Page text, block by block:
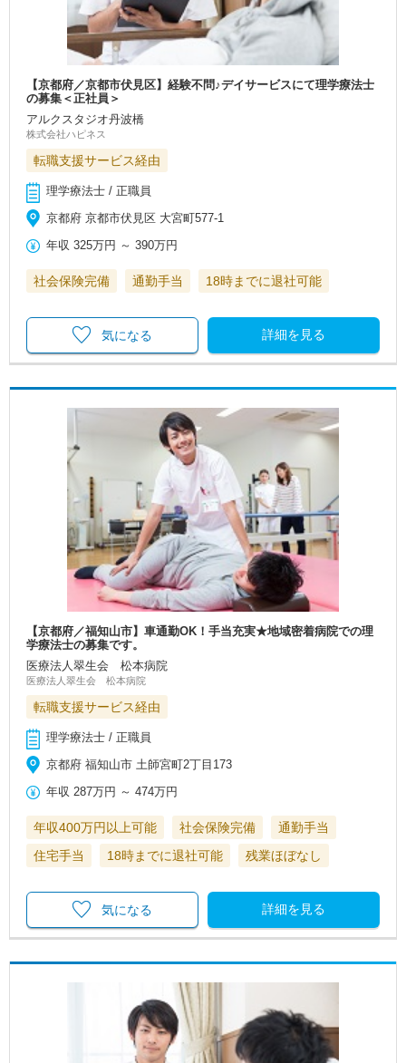
【京都府／京都市伏見区】経験不問♪デイサービスにて理学療法士
の募集＜正社員＞
アルクスタジオ丹波橋
株式会社ハピネス
転職支援サービス経由
理学療法士 / 正職員
京都府 京都市伏見区 大宮町577-1
年収 325万円 ～390万円
社会保険完備 通勤手当 18時までに退社可能
詳細を見る
気になる
【京都府／福知山市】車通勤OK！手当充実★地域密着病院での理
学療法士の募集です。
医療法人翠生会 松本病院
医療法人翠生会 松本病院
転職支援サービス経由
理学療法士 / 正職員
京都府 福知山市 土師宮町2丁目173
年収 287万円 ～474万円
年収400万円以上可能 社会保険完備
通勤手当
住宅手当
18時までに退社可能 残業ほぼなし
詳細を見る
気になる